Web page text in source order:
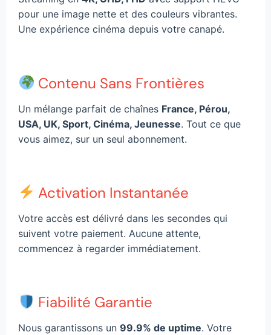
pour une image nette et des couleurs vibrantes.
Une expérience cinéma depuis votre canapé.
Contenu Sans Frontières
Un mélange parfait de chaînes France, Pérou,
USA, UK, Sport, Cinéma, Jeunesse. Tout ce que
vous aimez, sur un seul abonnement.
Activation Instantanée
Votre accès est délivré dans les secondes qui
suivent votre paiement. Aucune attente,
commencez à regarder immédiatement.
Fiabilité Garantie
Nous garantissons un 99.9% de uptime. Votre